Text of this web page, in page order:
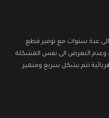
الى عدة سنوات مع توفير قطع
وعدم التعرض الى نفس المشكلة
تتم بشكل سريع ومتميز.